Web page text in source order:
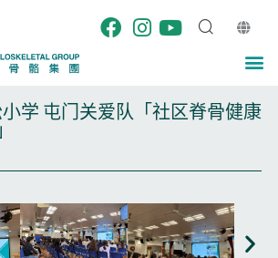
学 屯门关爱队「社区脊骨健康